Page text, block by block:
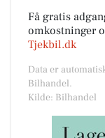
Få gratis
omkostninger
Tjekbil.dk
Data er
Bilhandel.
Kilde: Bilhandel